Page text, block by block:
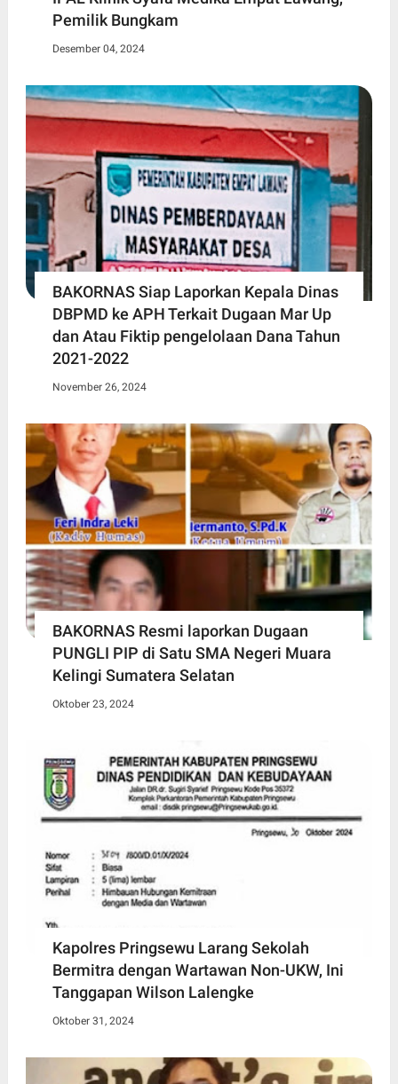
Pemilik Bungkam
Desember 04, 2024
BAKORNAS Siap Laporkan Kepala Dinas
DBPMD ke APH Terkait Dugaan Mar Up
dan Atau Fiktip pengelolaan Dana Tahun
2021-2022
November 26, 2024
BAKORNAS Resmi laporkan Dugaan
PUNGLI PIP di Satu SMA Negeri Muara
Kelingi Sumatera Selatan
Oktober 23, 2024
Kapolres Pringsewu Larang Sekolah
Bermitra dengan Wartawan Non-UKW, Ini
Tanggapan Wilson Lalengke
Oktober 31, 2024